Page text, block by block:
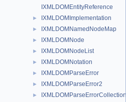
IXMLDOMEntityReference
► IXMLDOMImplementation
► IXMLDOMNamedNodeMap
► IXMLDOMNode
► IXMLDOMNodeList
► IXMLDOMNotation
► IXMLDOMParseError
► IXMLDOMParseError2
► IXMLDOMParseErrorCollection